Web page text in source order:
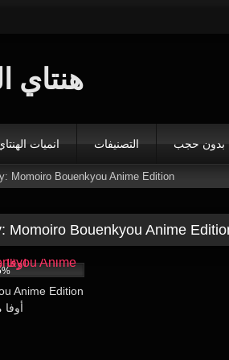
هنتاي
انميات التصنيفات بدون حجب
Momoiro Bouenkyou Anime Edition
Momoiro Bouenkyou Anime
Anime Edition